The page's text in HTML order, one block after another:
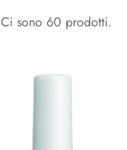
Ci sono 60 prodotti.